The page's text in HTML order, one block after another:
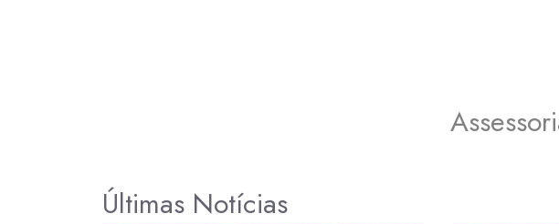
Últimas Notícias